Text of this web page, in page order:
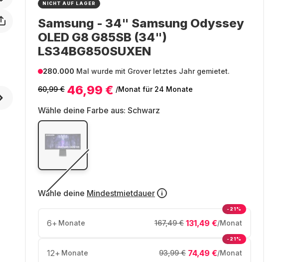
NICHT AUF LAGER
Samsung - 34" Samsung Odyssey
OLED G8 G85SB (34")
LS34BG850SUXEN
280.000 Mal wurde mit Grover letztes Jahr gemietet.
60,99 € 46,99 € /Monat für 24 Monate
Wähle deine Farbe aus: Schwarz
Wähle deine Mindestmietdauer
6+ Monate 131,49 €/Monat
167,49 €
-21%
12+ Monate 74,49 €/Monat
93,99 €
-21%